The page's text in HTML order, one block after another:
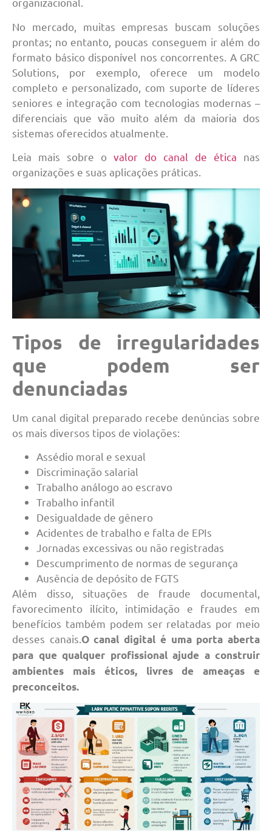
No mercado, muitas empresas buscam soluções
prontas; no entanto, poucas conseguem ir além do
formato básico disponível nos concorrentes. A GRC
Solutions, por exemplo, oferece um modelo
completo e personalizado, com suporte de líderes
seniores e integração com tecnologias modernas –
diferenciais que vão muito além da maioria dos
sistemas oferecidos atualmente.
Leia mais sobre o valor do canal de ética nas
organizações e suas aplicações práticas.
Tipos de irregularidades
que podem ser
denunciadas
Um canal digital preparado recebe denúncias sobre
os mais diversos tipos de violações:
Assédio moral e sexual
Discriminação salarial
Trabalho análogo ao escravo
Trabalho infantil
Desigualdade de gênero
Acidentes de trabalho e falta de EPIs
Jornadas excessivas ou não registradas
Descumprimento de normas de segurança
Ausência de depósito de FGTS
Além disso, situações de fraude documental,
favorecimento ilícito, intimidação e fraudes em
benefícios também podem ser relatadas por meio
desses canais. O canal digital é uma porta aberta
para que qualquer profissional ajude a construir
ambientes mais éticos, livres de ameaças e
preconceitos.